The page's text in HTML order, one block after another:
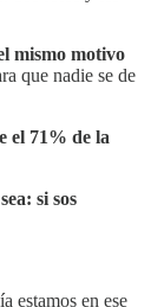
mismo motivo
que nadie se de
el 71% de la
si sos
estamos en ese